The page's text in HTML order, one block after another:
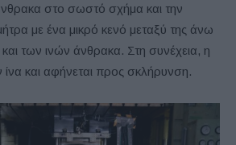
στο σωστό σχήμα και την
με ένα μικρό κενό μεταξύ της άνω
των ινών άνθρακα. Στη συνέχεια, η
ίνα και αφήνεται προς σκλήρυνση.